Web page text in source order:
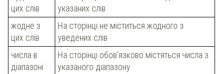
цих слів
указаних слів
жодне з
цих слів
На сторінці не міститься жодного з
уведених слів
числа в
діапазоні
На сторінці обов'язково містяться числа з
указаного діапазону